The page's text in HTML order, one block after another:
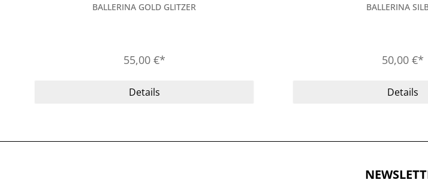
BALLERINA GOLD GLITZER
55,00 €*
Details
BALLERINA
50,00 €*
Details